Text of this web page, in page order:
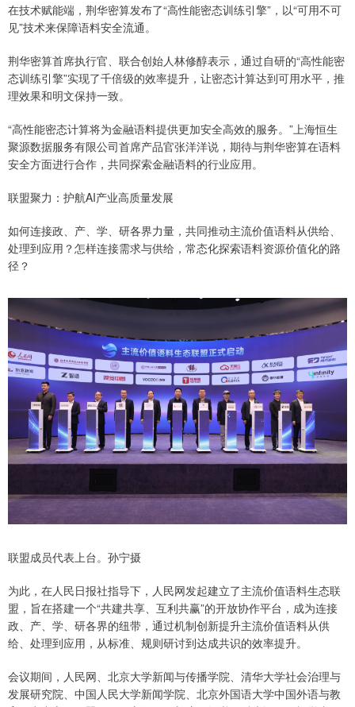
在技术赋能端，荆华密算发布了“高性能密态训练引擎”，以“可用不可
见”技术来保障语料安全流通。
荆华密算首席执行官、联合创始人林修醇表示，通过自研的“高性能密
态训练引擎”实现了千倍级的效率提升，让密态计算达到可用水平，推
理效果和明文保持一致。
“高性能密态计算将为金融语料提供更加安全高效的服务。”上海恒生
聚源数据服务有限公司首席产品官张洋洋说，期待与荆华密算在语料
安全方面进行合作，共同探索金融语料的行业应用。
联盟聚力：护航AI产业高质量发展
如何连接政、产、学、研各界力量，共同推动主流价值语料从供给、
处理到应用？怎样连接需求与供给，常态化探索语料资源价值化的路
径？
联盟成员代表上台。孙宁摄
为此，在人民日报社指导下，人民网发起建立了主流价值语料生态联
盟，旨在搭建一个“共建共享、互利共赢”的开放协作平台，成为连接
政、产、学、研各界的纽带，通过机制创新提升主流价值语料从供
给、处理到应用，从标准、规则研讨到达成共识的效率提升。
会议期间，人民网、北京大学新闻与传播学院、清华大学社会治理与
发展研究院、中国人民大学新闻学院、北京外国语大学中国外语与教